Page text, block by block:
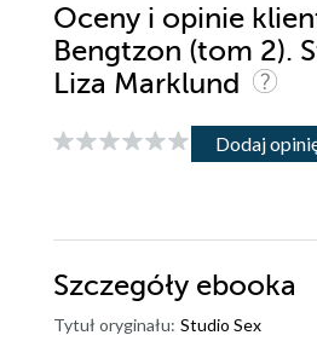
Oceny i opinie
Bengtzon (tom 2).
Liza Marklund
Dodaj
Szczegóły ebooka
Tytuł oryginału: Studio Sex